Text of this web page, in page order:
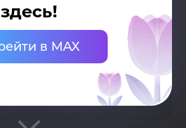
здесь!
в MAX